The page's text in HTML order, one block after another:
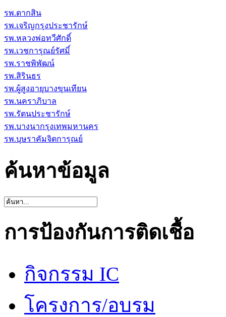
รพ.ตากสิน
รพ.เจริญกรุงประชารักษ์
รพ.หลวงพ่อทวีศักดิ์
รพ.เวชการุณย์รัศมิ์
รพ.ราชพิพัฒน์
รพ.สิรินธร
รพ.ผู้สูงอายุบางขุนเทียน
รพ.นคราภิบาล
รพ.รัตนประชารักษ์
รพ.บางนากรุงเทพมหานคร
รพ.บุษราคัมจิตการุณย์
ค้นหาข้อมูล
การป้องกันการติดเชื้อ
กิจกรรม IC
โครงการ/อบรม